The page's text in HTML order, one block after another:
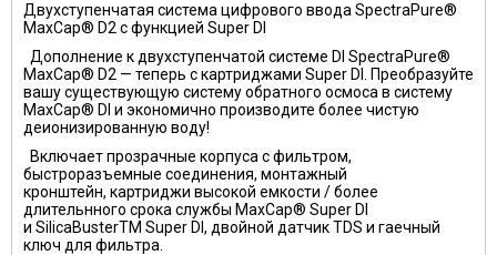
Двухступенчатая система цифрового ввода SpectraPure®
MaxCap® D2 с функцией Super DI
Дополнение к двухступенчатой системе DI SpectraPure®
MaxCap® D2 — теперь с картриджами Super DI. Преобразуйте
вашу существующую систему обратного осмоса в систему
MaxCap® DI и экономично производите более чистую
деионизированную воду!
Включает прозрачные корпуса с фильтром,
быстроразъемные соединения, монтажный
кронштейн, картриджи высокой емкости / более
длительнного срока службы MaxCap® Super DI
и SilicaBusterTM Super DI, двойной датчик TDS и гаечный
ключ для фильтра.